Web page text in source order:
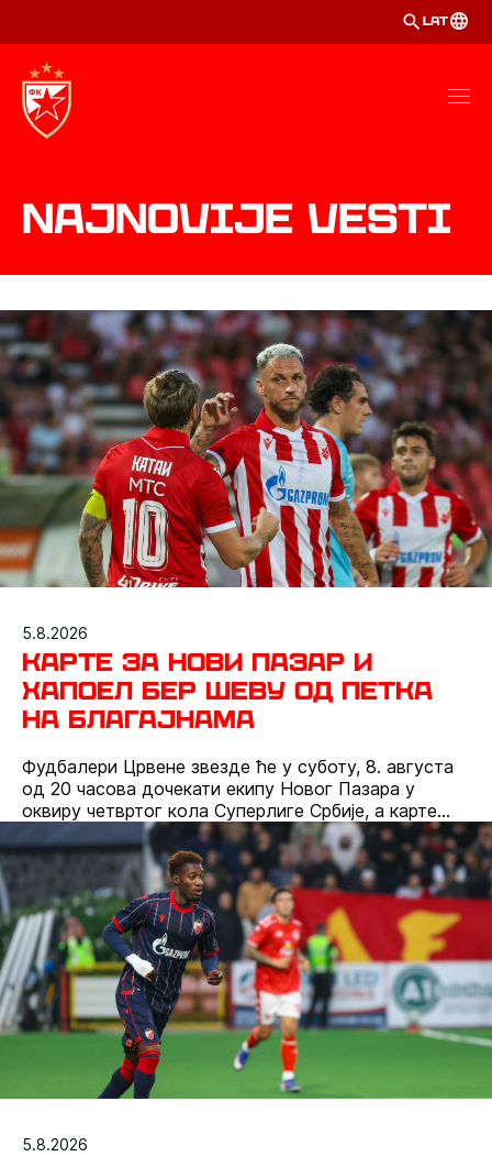
LAT
Najnovije Vesti
5.8.2026
Карте за Нови Пазар и
Хапоел Бер Шеву од петка
на благајнама
Фудбалери Црвене звезде ће у суботу, 8. августа
од 20 часова дочекати екипу Новог Пазара у
оквиру четвртог кола Суперлиге Србије, а карте
можете обезбедити већ данас онлајн путем или на
благајнама од петка.
5.8.2026